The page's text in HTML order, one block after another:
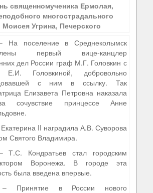
священномученика Ермолая,
многострадального
Моисея Угрина, Печерского
поселение в Среднеколымск
первый вице-канцлер
дел России граф М.Г. Головкин с
Е.И. Головкиной, добровольно
с ним в ссылку. Так
Елизавета Петровна наказала
сочувствие принцессе Анне
II наградила А.В. Суворова
Святого Владимира.
Кондратьев стал городским
Воронежа. В городе эта
была введена впервые.
в России нового